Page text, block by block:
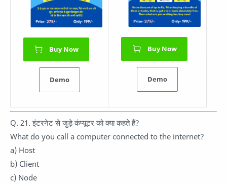
Buy Now
Demo
Buy Now
Demo
Q. 21. इंटरनेट से जुड़े कंप्यूटर को क्या कहते हैं?
What do you call a computer connected to the internet?
a) Host
b) Client
c) Node